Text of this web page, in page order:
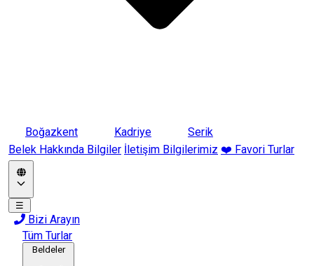
Boğazkent Kadriye
Serik
Belek Hakkında Bilgiler İletişim Bilgilerimiz ❤️ Favori Turlar
☰
Bizi Arayın
Tüm Turlar
Beldeler